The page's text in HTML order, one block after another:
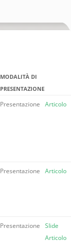
MODALITÀ DI
PRESENTAZIONE
Presentazione Articolo
Presentazione Articolo
Presentazione
Slide
Articolo